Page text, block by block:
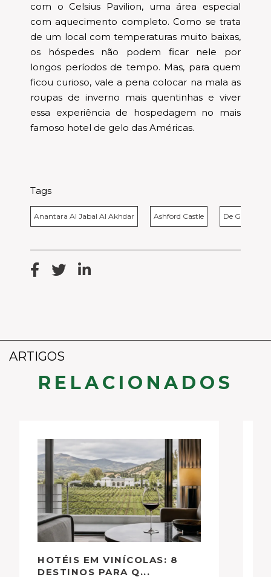
com o Celsius Pavilion, uma área especial
com aquecimento completo. Como se trata
de um local com temperaturas muito baixas,
os hóspedes não podem ficar nele por
longos períodos de tempo. Mas, para quem
ficou curioso, vale a pena colocar na mala as
roupas de inverno mais quentinhas e viver
essa experiência de hospedagem no mais
famoso hotel de gelo das Américas.
Tags
Anantara Al Jabal Al Akhdar Ashford Castle De Glase Ice
ARTIGOS
RELACIONADOS
HOTÉIS EM VINÍCOLAS: 8
DESTINOS PARA Q...